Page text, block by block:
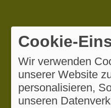
Cookie-
Wir verwenden
unserer Website
personalisieren,
unseren